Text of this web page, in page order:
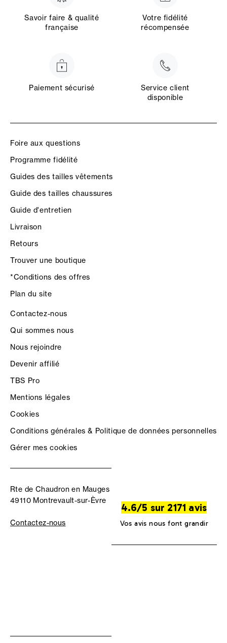
Savoir faire & qualité
française
Votre fidélité
récompensée
Paiement sécurisé
Service client
disponible
Foire aux questions
Programme fidélité
Guides des tailles vêtements
Guide des tailles chaussures
Guide d'entretien
Livraison
Retours
Trouver une boutique
*Conditions des offres
Plan du site
Contactez-nous
Qui sommes nous
Nous rejoindre
Devenir affilié
TBS Pro
Mentions légales
Cookies
Conditions générales & Politique de données personnelles
Gérer mes cookies
Rte de Chaudron en Mauges
49110 Montrevault-sur-Èvre
Contactez-nous
4.6/5 sur 2171 avis
Vos avis nous font grandir